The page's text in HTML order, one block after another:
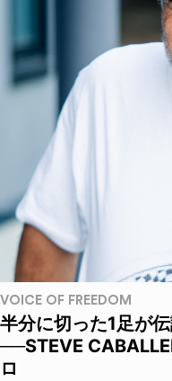
VOICE OF FREEDOM
半分に切った1足が
──STEVE
ロ